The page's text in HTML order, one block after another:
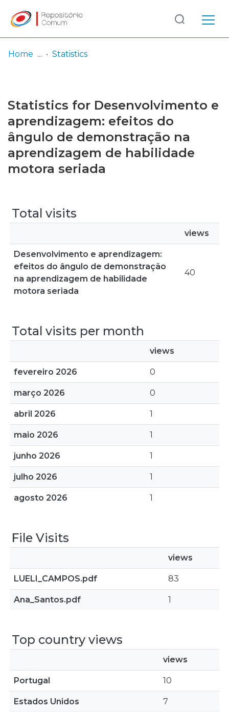
Browse repository
Entities
Log
In
(current)
Home Statistics
Statistics for Desenvolvimento e
aprendizagem: efeitos do
ângulo de demonstração na
aprendizagem de habilidade
motora seriada
Total visits
views
Desenvolvimento e aprendizagem:
efeitos do ângulo de demonstração
na aprendizagem de habilidade
motora seriada
40
Total visits per month
views
fevereiro 2026 0
março 2026 0
abril 2026 1
maio 2026 1
junho 2026 1
julho 2026 1
agosto 2026 1
File Visits
views
LUELI_CAMPOS.pdf 83
Ana_Santos.pdf 1
Top country views
views
Portugal 10
Estados Unidos 7